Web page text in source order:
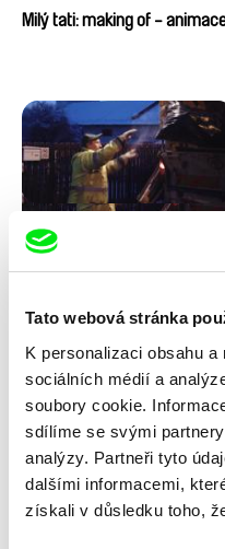
Tato webová stránka
K personalizaci obsahu
sociálních médií a
soubory cookie.
sdílíme se svými
analýzy. Partneři tyto
dalšími informacemi,
získali v důsledku toho,
Milý tati: making of -
Kryštof Zvolánek